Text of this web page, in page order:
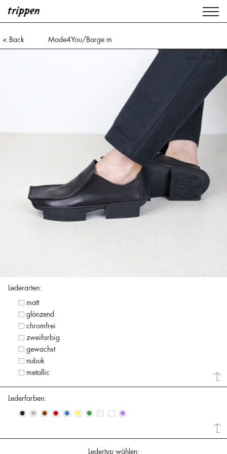
< Back
Made4You/Barge m
waw black
Lederarten:
matt
glänzend
chromfrei
zweifarbig
gewachst
nubuk
metallic
Lederfarben:
• • • • • • • • • •
Ledertyp wählen: